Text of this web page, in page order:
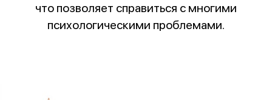
что позволяет справиться с многими
психологическими проблемами.